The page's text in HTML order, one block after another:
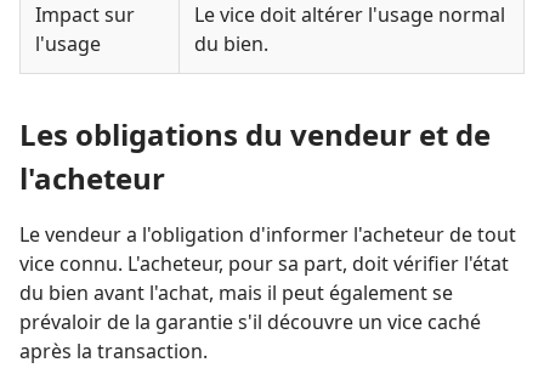
Impact sur
l'usage
Le vice doit altérer l'usage normal
du bien.
Les obligations du vendeur et de
l'acheteur
Le vendeur a l'obligation d'informer l'acheteur de tout
vice connu. L'acheteur, pour sa part, doit vérifier l'état
du bien avant l'achat, mais il peut également se
prévaloir de la garantie s'il découvre un vice caché
après la transaction.